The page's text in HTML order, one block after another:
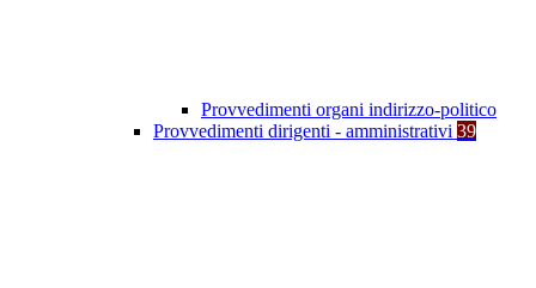
Provvedimenti organi indirizzo-politico
Provvedimenti dirigenti - amministrativi 39